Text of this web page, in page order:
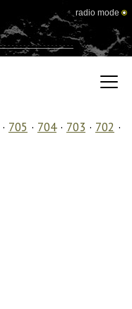
radio mode
· 705 · 704· 703 · 702 ·